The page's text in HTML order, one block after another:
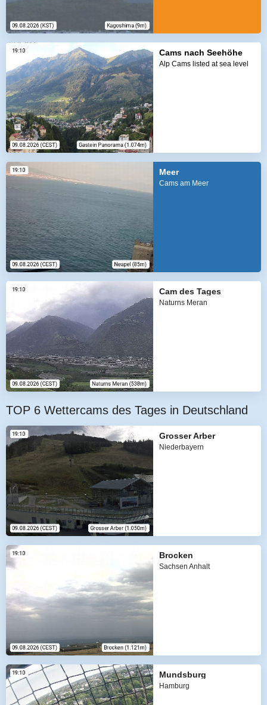
Cams nach Seehöhe
Alp Cams listed at sea level
Meer
Cams am Meer
Cam des Tages
Naturns Meran
TOP 6 Wettercams des Tages in Deutschland
Grosser Arber
Niederbayern
Brocken
Sachsen Anhalt
Mundsburg
Hamburg